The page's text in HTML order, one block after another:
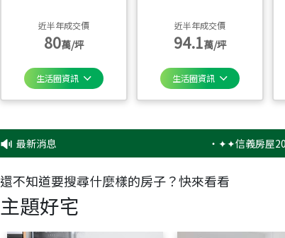
近半年成交價
80萬/坪
生活圈資訊
近半年成交價
94.1萬/坪
生活圈資訊
最新消息 ✦✦信義房屋2026品
還不知道要搜尋什麼樣的房子？快來看看
主題好宅